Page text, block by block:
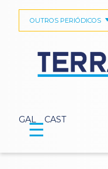
GAL CAST
OUTROS PERIÓDICOS
☰